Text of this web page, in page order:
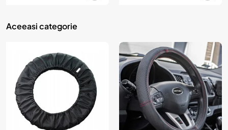
Aceeasi categorie